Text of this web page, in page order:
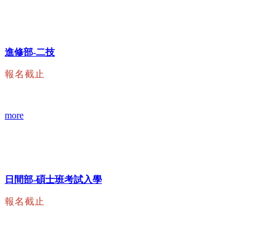
進修部-二技
報名截止
more
日間部-碩士班考試入學
報名截止